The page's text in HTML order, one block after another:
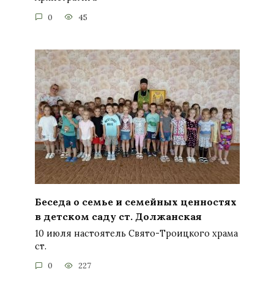
0 45
Беседа о семье и семейных ценностях
в детском саду ст. Должанская
10 июля настоятель Свято-Троицкого храма
ст.
0 227